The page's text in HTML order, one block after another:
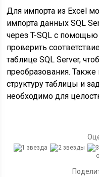
Для импорта из Excel
импорта данных SQL
через T-SQL с помощью
проверить
таблице SQL Server,
преобразования. Также
структуру таблицы и
необходимо для